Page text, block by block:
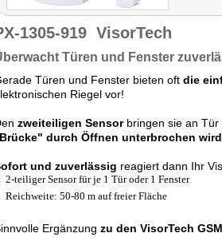
1305-919 VisorTech
Türen und Fenster
Türen und Fenster bieten oft die
Riegel vor!
zweiteiligen Sensorbringen sie an Tür
durch Öffnen unterbrochen
und zuverlässig reagiert dann Ihr
2-teiliger Sensor für je 1 Tür oder 1 Fenster
Reichweite: 50-80 m auf freier Fläche
Ergänzung zu den VisorTech